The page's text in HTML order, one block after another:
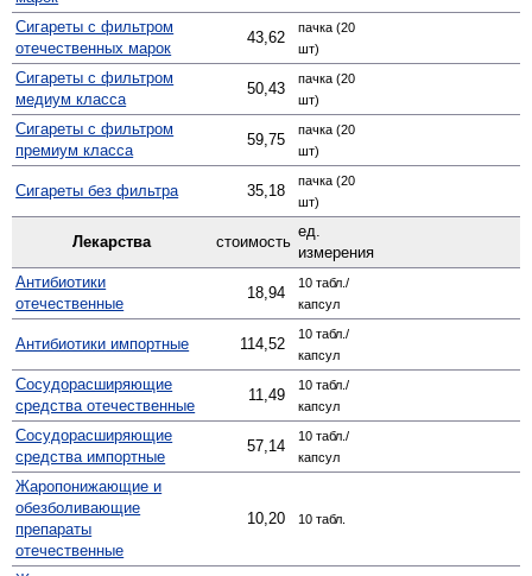
Сигареты с фильтром
отечественных марок
43,62
пачка (20
шт)
Сигареты с фильтром
медиум класса
50,43
пачка (20
шт)
Сигареты с фильтром
премиум класса
59,75
пачка (20
шт)
Сигареты без фильтра 35,18
пачка (20
шт)
Лекарства стоимость
ед.
измерения
Антибиотики
отечественные
18,94
10 табл./
капсул
Антибиотики импортные 114,52
10 табл./
капсул
Сосудо­расширяющие
средства отечественные
11,49
10 табл./
капсул
Сосуд­орасширяющие
средства импортные
57,14
10 табл./
капсул
Жаро­понижающие и
обезболивающие
препараты
отечественные
10,20 10 табл.